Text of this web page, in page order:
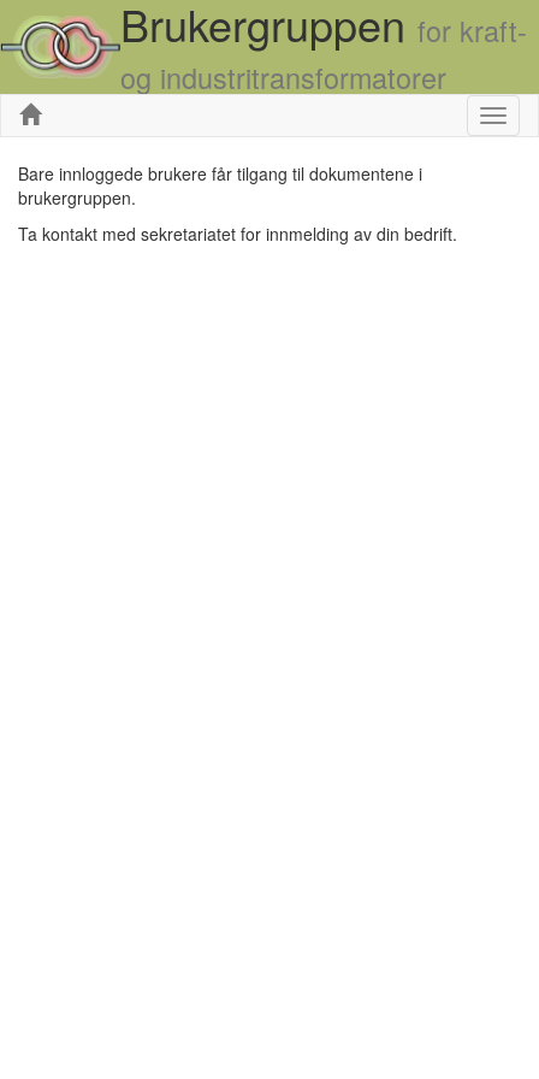
Brukergruppen for kraft-
og industritransformatorer
Skjul
Bare innloggede brukere får tilgang til dokumentene i
brukergruppen.
Ta kontakt med sekretariatet for innmelding av din bedrift.